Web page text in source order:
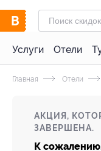
Услуги Отели
Главная Отели
АКЦИЯ,
ЗАВЕРШЕНА.
К